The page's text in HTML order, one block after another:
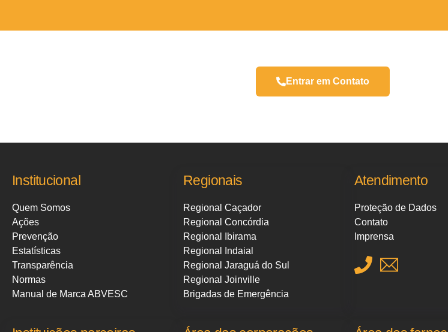
Entrar em Contato
Institucional
Quem Somos
Ações
Prevenção
Estatísticas
Transparência
Normas
Manual de Marca ABVESC
Regionais
Regional Caçador
Regional Concórdia
Regional Ibirama
Regional Indaial
Regional Jaraguá do Sul
Regional Joinville
Brigadas de Emergência
Atendimento
Proteção de Dados
Contato
Imprensa